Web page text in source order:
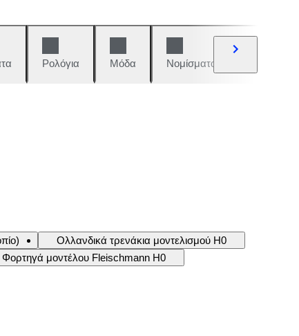
Ρολόγια Μόδα Νομίσματα και
Ολλανδικά τρενάκια μοντελισμού H0
Φορτηγά μοντέλου Fleischmann H0